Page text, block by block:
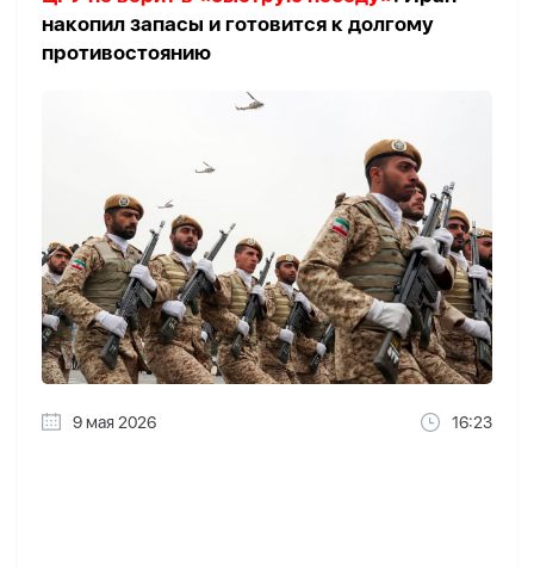
накопил запасы и готовится к долгому
противостоянию
9 мая 2026 16:23